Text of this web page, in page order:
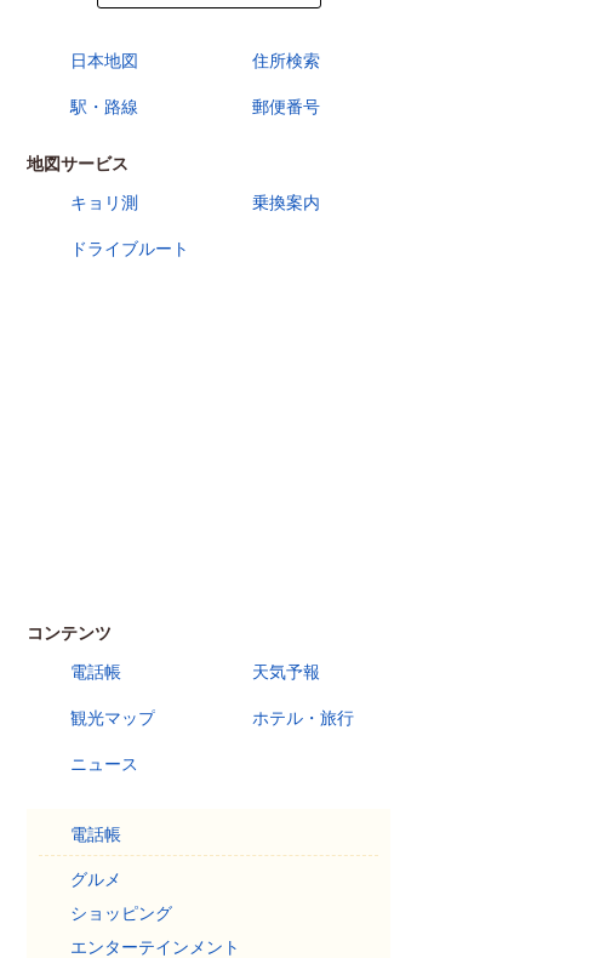
日本地図 住所検索
駅・路線 郵便番号
地図サービス
キョリ測
乗換案内
ドライブルート
コンテンツ
電話帳
天気予報
観光マップ ホテル・旅行
ニュース
電話帳
グルメ
ショッピング
エンターテインメント